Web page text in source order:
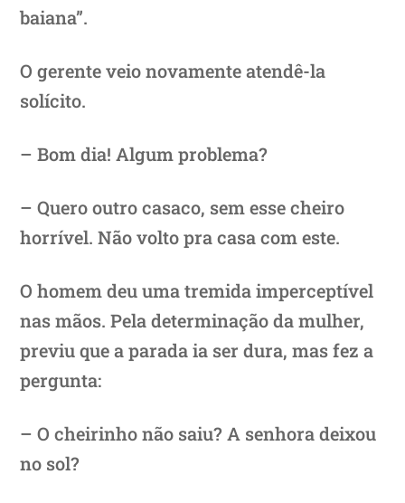
baiana”.
O gerente veio novamente atendê-la
solícito.
– Bom dia! Algum problema?
– Quero outro casaco, sem esse cheiro
horrível. Não volto pra casa com este.
O homem deu uma tremida imperceptível
nas mãos. Pela determinação da mulher,
previu que a parada ia ser dura, mas fez a
pergunta:
– O cheirinho não saiu? A senhora deixou
no sol?